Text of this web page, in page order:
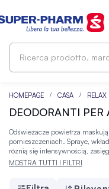
HOMEPAGE CASA RELAX
DEODORANTI PER
Odświeżacze powietrza
pomieszczeniach. Spraye,
różnią się intensywnością,
Ułatw sobie wybór: porównaj w
MOSTRA TUTTI I FILTRI